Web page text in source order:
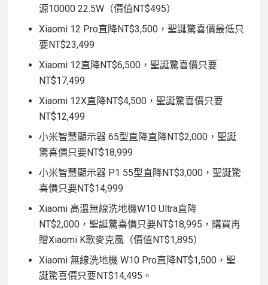
源10000 22.5W（價值NT$495）
Xiaomi 12 Pro直降NT$3,500，聖誕驚喜價最低只
要NT$23,499
Xiaomi 12直降NT$6,500，聖誕驚喜價只要
NT$17,499
Xiaomi 12X直降NT$4,500，聖誕驚喜價只要
NT$12,499
小米智慧顯示器 65型直降直降NT$2,000，聖誕
驚喜價只要NT$18,999
小米智慧顯示器 P1 55型直降NT$3,000，聖誕驚
喜價只要NT$14,999
Xiaomi 高溫無線洗地機W10 Ultra直降
NT$2,000，聖誕驚喜價只要NT$18,995，購買再
贈Xiaomi K歌麥克風（價值NT$1,895）
Xiaomi 無線洗地機 W10 Pro直降NT$1,500，聖
誕驚喜價只要NT$14,495。